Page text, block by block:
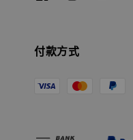
付款方式